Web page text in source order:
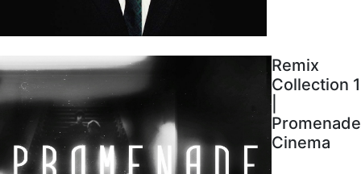
Remix
Collection 1
Promenade
Cinema